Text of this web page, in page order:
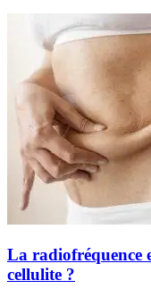
La radiofréquence
cellulite ?